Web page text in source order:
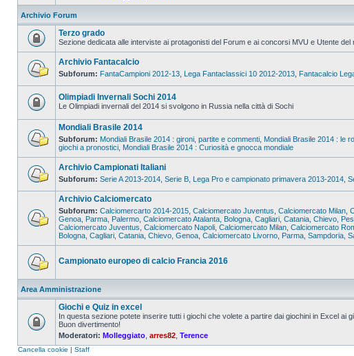
Archivio Forum
Terzo grado
Sezione dedicata alle interviste ai protagonisti del Forum e ai concorsi MVU e Utente del
Archivio Fantacalcio
Subforum: FantaCampioni 2012-13 Lega Fantaclassici 10 2012-2013 Fantacalcio
Olimpiadi Invernali Sochi 2014
Le Olimpiadi invernali del 2014 si svolgono in Russia nella città di Sochi
Mondiali Brasile 2014
Subforum: Mondiali Brasile 2014 : gironi, partite e commenti Mondiali Brasile 2014 : le
giochi a pronostici Mondiali Brasile 2014 : Curiosità e gnocca mondiale
Archivio Campionati Italiani
Subforum: Serie A 2013-2014 Serie B, Lega Pro e campionato primavera 2013-2014
Archivio Calciomercato
Subforum: Calciomercarto 2014-2015 Calciomercato Juventus Calciomercato Milan
Genoa, Parma, Palermo Calciomercato Atalanta, Bologna, Cagliari, Catania, Chievo,
Calciomercato Juventus Calciomercato Napoli Calciomercato Milan Calciomercato
Bologna, Cagliari, Catania, Chievo, Genoa Calciomercato Livorno, Parma, Sampdoria,
Campionato europeo di calcio Francia 2016
Area Amministrazione
Giochi e Quiz in excel
In questa sezione potete inserire tutti i giochi che volete a partire dai giochini in Excel ai
Buon divertimento!
Moderatori: Molleggiato arres82 Terence
Cancella cookie | Staff